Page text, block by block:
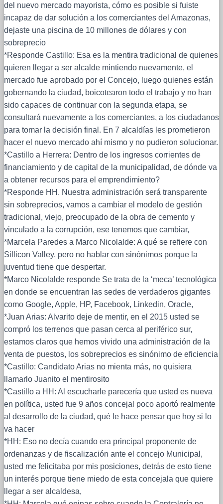
del nuevo mercado mayorista, cómo es posible si fuiste
incapaz de dar solución a los comerciantes del Amazonas,
dejaste una piscina de 10 millones de dólares y con
sobreprecio
*Responde Castillo: Esa es la mentira tradicional de quienes
quieren llegar a ser alcalde mintiendo nuevamente, el
mercado fue aprobado por el Concejo, luego quienes están
gobernando la ciudad, boicotearon todo el trabajo y no han
sido capaces de continuar con la segunda etapa, se
consultará nuevamente a los comerciantes, a los ciudadanos
para tomar la decisión final. En 7 alcaldías les prometieron
hacer el nuevo mercado ahí mismo y no pudieron solucionar.
*Castillo a Herrera: Dentro de los ingresos corrientes de
financiamiento y de capital de la municipalidad, de dónde va
a obtener recursos para el emprendimiento?
*Responde HH. Nuestra administración será transparente
sin sobreprecios, vamos a cambiar el modelo de gestión
tradicional, viejo, preocupado de la obra de cemento y
vinculado a la corrupción, ese tenemos que cambiar,
*Marcela Paredes a Marco Nicolalde: A qué se refiere con
Sillicon Valley, pero no hablar con sinónimos porque la
juventud tiene que despertar.
*Marco Nicolalde responde Se trata de la ‘meca’ tecnológica
en donde se encuentran las sedes de verdaderos gigantes
como Google, Apple, HP, Facebook, Linkedin, Oracle,
*Juan Arias: Alvarito deje de mentir, en el 2015 usted se
compró los terrenos que pasan cerca al periférico sur,
estamos claros que hemos vivido una administración de la
venta de puestos, los sobreprecios es sinónimo de eficiencia
*Castillo: Candidato Arias no mienta más, no quisiera
llamarlo Juanito el mentirosito
*Castillo a HH: Al escucharle parecería que usted es nueva
en política, usted fue 9 años concejal poco aportó realmente
al desarrollo de la ciudad, qué le hace pensar que hoy si lo
va hacer
*HH: Eso no decía cuando era principal proponente de
ordenanzas y de fiscalización ante el concejo Municipal,
usted me felicitaba por mis posiciones, detrás de esto tiene
un interés porque tiene miedo de esta concejala que quiere
llegar a ser alcaldesa,